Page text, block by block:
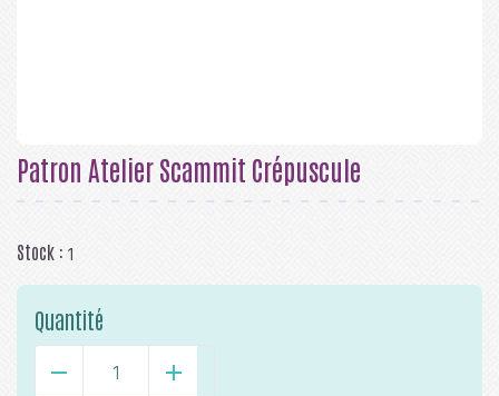
Patron Atelier Scammit Crépuscule
Stock : 1
Quantité
- +